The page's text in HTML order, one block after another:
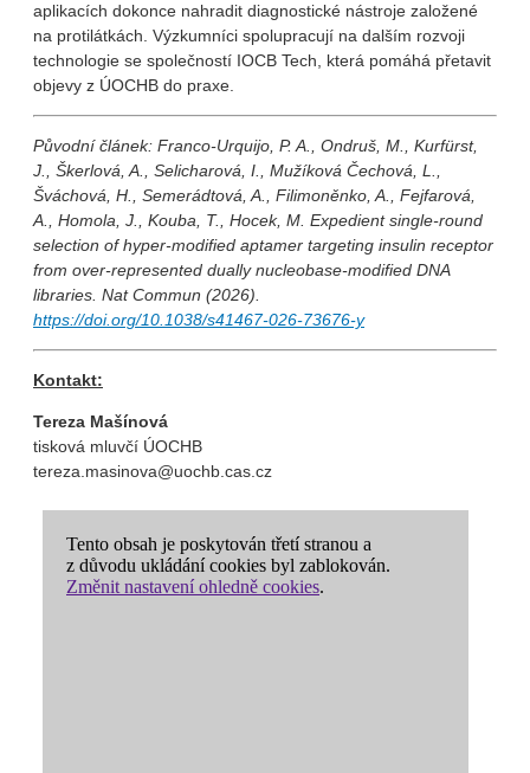
aplikacích dokonce nahradit diagnostické nástroje založené
na protilátkách. Výzkumníci spolupracují na dalším rozvoji
technologie se společností IOCB Tech, která pomáhá přetavit
objevy z ÚOCHB do praxe.
Původní článek: Franco-Urquijo, P. A., Ondruš, M., Kurfürst,
J., Škerlová, A., Selicharová, I., Mužíková Čechová, L.,
Šváchová, H., Semerádtová, A., Filimoněnko, A., Fejfarová,
A., Homola, J., Kouba, T., Hocek, M. Expedient single-round
selection of hyper-modified aptamer targeting insulin receptor
from over-represented dually nucleobase-modified DNA
libraries. Nat Commun (2026).
https://doi.org/10.1038/s41467-026-73676-y
Kontakt:
Tereza Mašínová
tisková mluvčí ÚOCHB
tereza.masinova@uochb.cas.cz